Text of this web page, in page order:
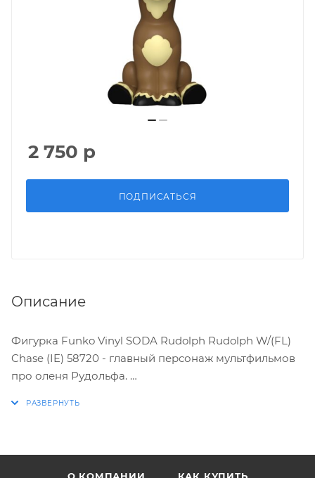
2 750 р
ПОДПИСАТЬСЯ
Описание
Фигурка Funko Vinyl SODA Rudolph Rudolph W/(FL)
Chase (IE) 58720 - главный персонаж мультфильмов
про оленя Рудольфа.